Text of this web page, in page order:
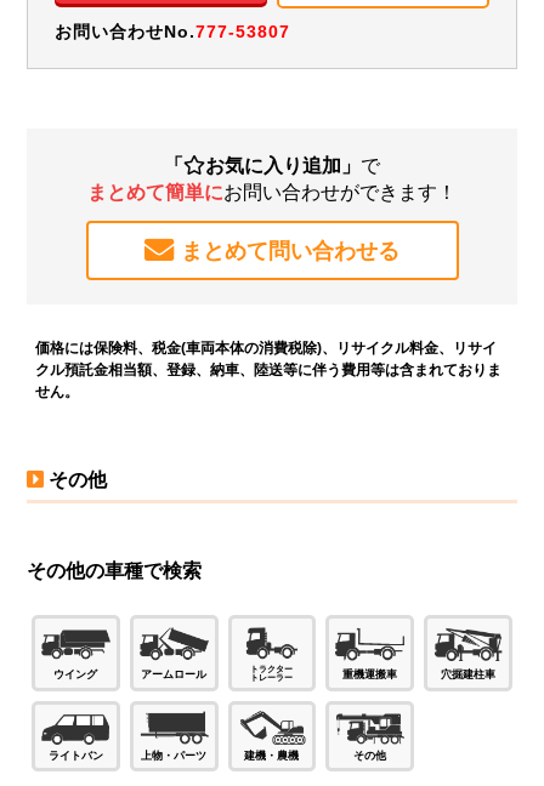
お問い合わせNo.777-53807
「 お気に入り追加」 で
まとめて簡単にお問い合わせができます！
まとめて問い合わせる
価格には保険料、税金(車両本体の消費税除)、リサイクル料金、リサイ
クル預託金相当額、登録、納車、陸送等に伴う費用等は含まれておりま
せん。
その他
その他の車種で検索
ウイング アームロール 重機運搬車 穴掘建柱車
ライトバン 上物・パーツ 建機・農機 その他